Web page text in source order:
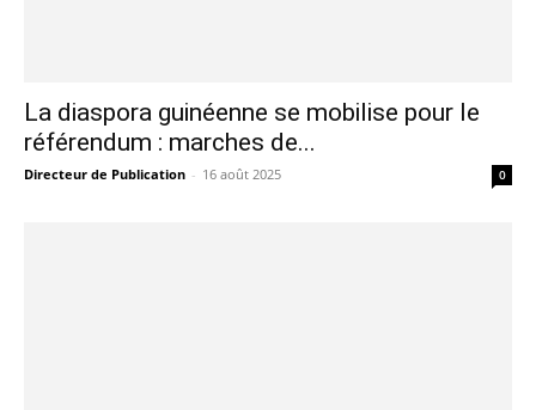
La diaspora guinéenne se mobilise pour le
référendum : marches de...
Directeur de Publication - 16 août 2025 0